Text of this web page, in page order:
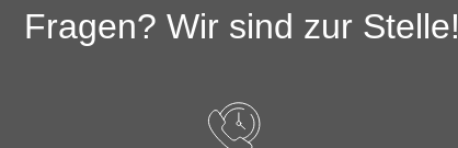
Fragen? Wir sind zur Stelle!